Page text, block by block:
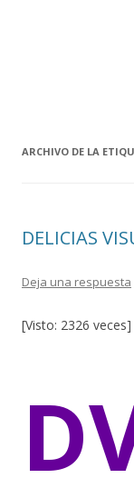
ARCHIVO DE LA
DELICIAS
Deja una respuesta
[Visto: 2326 veces]